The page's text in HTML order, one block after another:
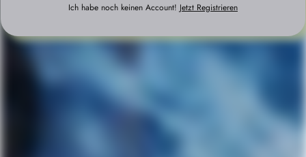
Ich habe noch keinen Account! Jetzt Registrieren